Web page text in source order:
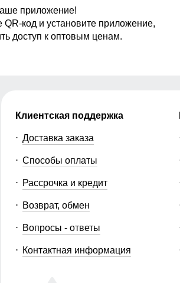
приложение!
QR-код и установите приложение,
доступ к оптовым ценам.
Клиентская поддержка
Доставка заказа
Способы оплаты
Рассрочка и кредит
Возврат, обмен
Вопросы - ответы
Контактная информация